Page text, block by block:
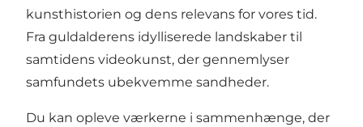
kunsthistorien og dens relevans for vores tid.
Fra guldalderens idylliserede landskaber til
samtidens videokunst, der gennemlyser
samfundets ubekvemme sandheder.
Du kan opleve værkerne i sammenhænge, der